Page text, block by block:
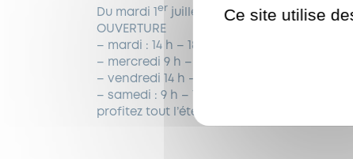
Du mardi 1
er
juillet au dimanche 31 août
OUVERTURE
– mardi : 14 h – 18 h
– mercredi 9 h – 13 h
– vendredi 14 h – 18 h
– samedi : 9 h – 13 h
profitez tout l’été…
Ce site utilise